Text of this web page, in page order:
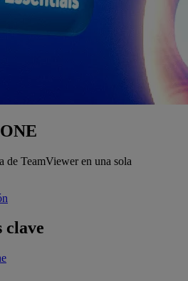
de TeamViewer en una sola
clave